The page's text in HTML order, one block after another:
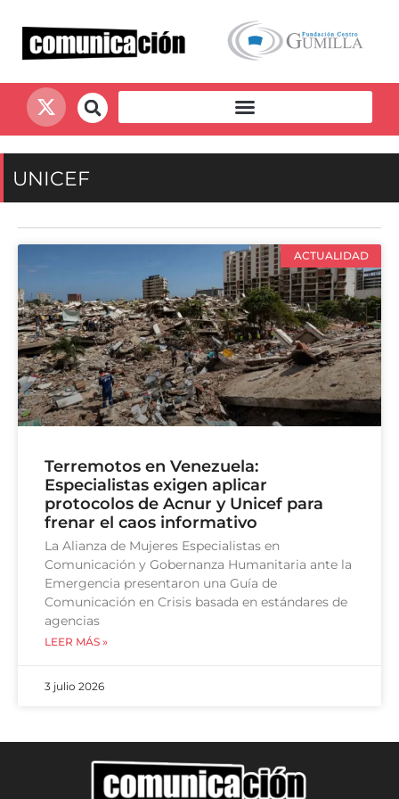
UNICEF
ACTUALIDAD
Terremotos en Venezuela:
Especialistas exigen aplicar
protocolos de Acnur y Unicef para
frenar el caos informativo
La Alianza de Mujeres Especialistas en
Comunicación y Gobernanza Humanitaria ante la
Emergencia presentaron una Guía de
Comunicación en Crisis basada en estándares de
agencias
LEER MÁS »
3 julio 2026